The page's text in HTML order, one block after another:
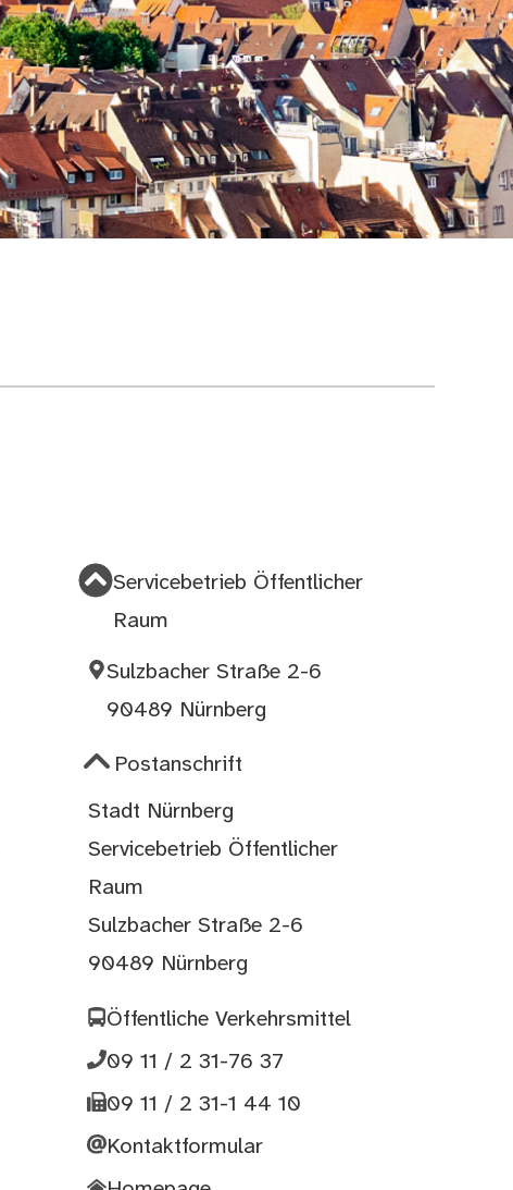
Servicebetrieb Öffentlicher
Raum
Sulzbacher Straße 2-6
90489 Nürnberg
Postanschrift
Stadt Nürnberg
Servicebetrieb Öffentlicher
Raum
Sulzbacher Straße 2-6
90489 Nürnberg
Öffentliche Verkehrsmittel
09 11 / 2 31-76 37
09 11 / 2 31-1 44 10
Kontaktformular